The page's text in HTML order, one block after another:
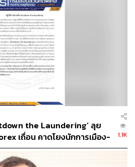
the Laundering’ ลุย
เถื่อน คาดโยงนักการเมือง-
1.1K